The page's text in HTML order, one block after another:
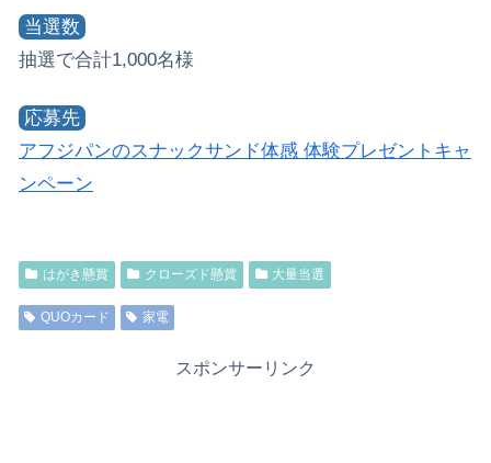
当選数
抽選で合計1,000名様
応募先
アフジパンのスナックサンド体感 体験プレゼントキャ
ンペーン
はがき懸賞 クローズド懸賞 大量当選
QUOカード 家電
スポンサーリンク